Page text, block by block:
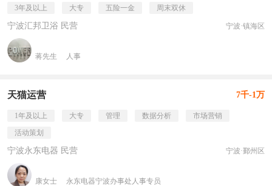
3年及以上 大专 五险一金 周末双休
宁波汇邦卫浴 民营 宁波·镇海区
蒋先生 人事
天猫运营 7千-1万
1年及以上 大专 管理 数据分析
市场营销
活动策划
宁波永东电器 民营 宁波·鄞州区
康女士 永东电器宁波办事处人事专员